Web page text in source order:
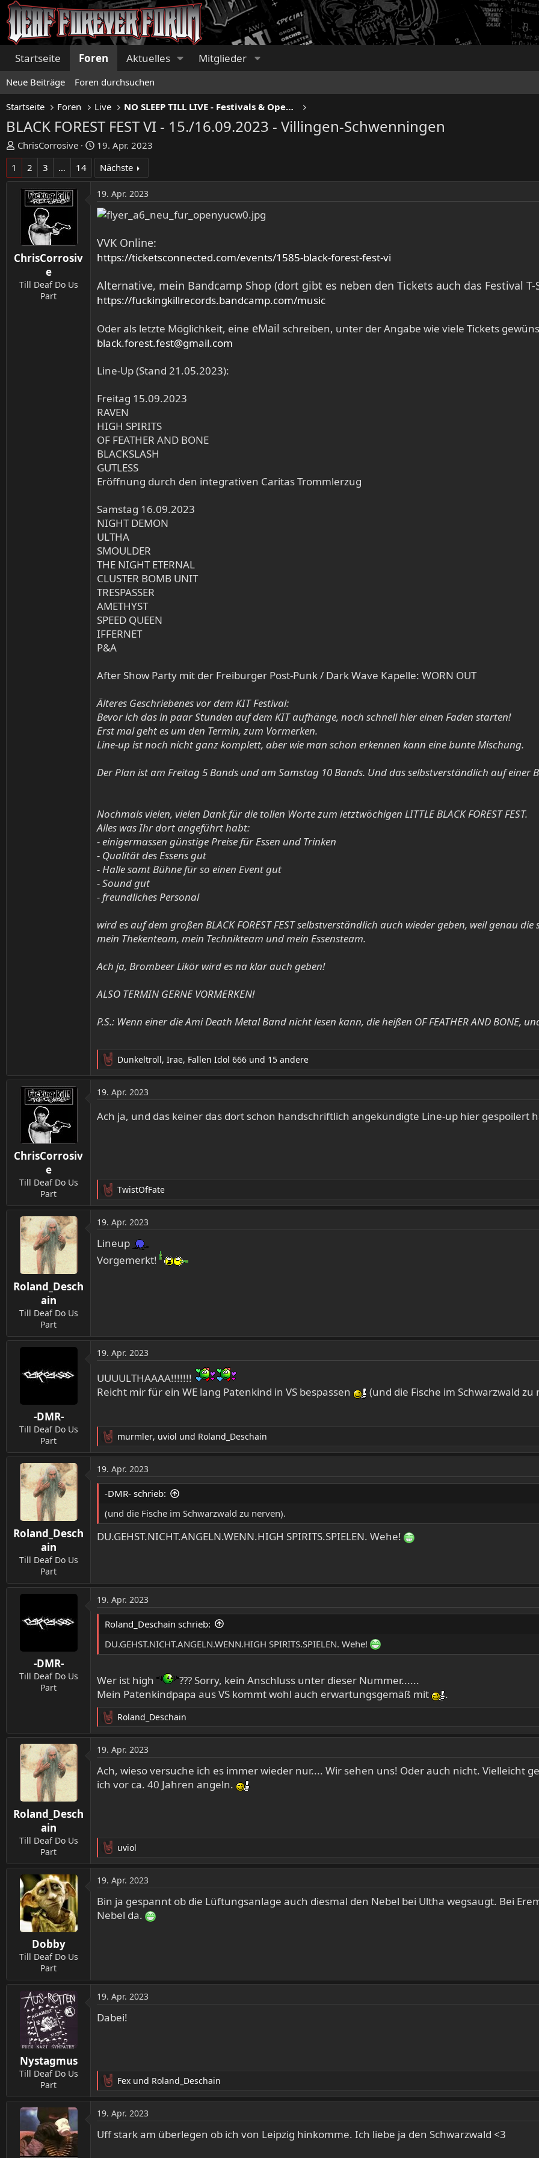
Startseite Foren Aktuelles Mitglieder
Neue Beiträge Foren durchsuchen
Startseite Foren Live NO SLEEP TILL LIVE - Festivals & Open Airs
BLACK FOREST FEST VI - 15./16.09.2023 - Villingen-Schwenningen
E
r
t
r
ChrisCorrosive
E
r
t
e
l
l
a
m
19. Apr. 2023
1
2 3 … 14 Nächste
ChrisCorrosiv
e
Till Deaf Do Us
Part
19. Apr. 2023
VVK Online:
https://ticketsconnected.com/events/1585-black-forest-fest-vi
Alternative, mein Bandcamp Shop (dort gibt es neben den Tickets auch das Festival
https://fuckingkillrecords.bandcamp.com/music
Oder als letzte Möglichkeit, eine eMail schreiben, unter der Angabe wie viele Tickets
black.forest.fest@gmail.com
Line-Up (Stand 21.05.2023):
Freitag 15.09.2023
RAVEN
HIGH SPIRITS
OF FEATHER AND BONE
BLACKSLASH
GUTLESS
Eröffnung durch den integrativen Caritas Trommlerzug
Samstag 16.09.2023
NIGHT DEMON
ULTHA
SMOULDER
THE NIGHT ETERNAL
CLUSTER BOMB UNIT
TRESPASSER
AMETHYST
SPEED QUEEN
IFFERNET
P&A
After Show Party mit der Freiburger Post-Punk / Dark Wave Kapelle: WORN OUT
Älteres Geschriebenes vor dem KIT Festival:
Bevor ich das in paar Stunden auf dem KIT aufhänge, noch schnell hier einen Faden starten!
Erst mal geht es um den Termin, zum Vormerken.
Line-up ist noch nicht ganz komplett, aber wie man schon erkennen kann eine bunte Mischung.
Der Plan ist am Freitag 5 Bands und am Samstag 10 Bands. Und das selbstverständlich auf einer
Nochmals vielen, vielen Dank für die tollen Worte zum letztwöchigen LITTLE BLACK FOREST FEST.
Alles was Ihr dort angeführt habt:
- einigermassen günstige Preise für Essen und Trinken
- Qualität des Essens gut
- Halle samt Bühne für so einen Event gut
- Sound gut
- freundliches Personal
wird es auf dem großen BLACK FOREST FEST selbstverständlich auch wieder geben, weil genau
mein Thekenteam, mein Technikteam und mein Essensteam.
Ach ja, Brombeer Likör wird es na klar auch geben!
ALSO TERMIN GERNE VORMERKEN!
P.S.: Wenn einer die Ami Death Metal Band nicht lesen kann, die heißen OF FEATHER AND BONE,
R
e
a
k
i
Dunkeltroll, Irae, Fallen Idol 666 und 15 andere
ChrisCorrosiv
e
Till Deaf Do Us
Part
19. Apr. 2023
Ach ja, und das keiner das dort schon handschriftlich angekündigte Line-up hier gespoilert
R
e
a
k
t
o
TwistOfFate
Roland_Desch
ain
Till Deaf Do Us
Part
19. Apr. 2023
Lineup
Vorgemerkt!
-DMR-
Till Deaf Do Us
Part
19. Apr. 2023
UUUULTHAAAA!!!!!!!
Reicht mir für ein WE lang Patenkind in VS bespassen
(und die Fische im Schwarzwald zu
R
e
a
k
t
o
n
e
n
murmler, uviol und Roland_Deschain
Roland_Desch
ain
Till Deaf Do Us
Part
19. Apr. 2023
-DMR- schrieb:
(und die Fische im Schwarzwald zu nerven).
DU.GEHST.NICHT.ANGELN.WENN.HIGH SPIRITS.SPIELEN. Wehe!
-DMR-
Till Deaf Do Us
Part
19. Apr. 2023
Roland_Deschain schrieb:
DU.GEHST.NICHT.ANGELN.WENN.HIGH SPIRITS.SPIELEN. Wehe!
Wer ist high
??? Sorry, kein Anschluss unter dieser Nummer......
Mein Patenkindpapa aus VS kommt wohl auch erwartungsgemäß mit
.
R
e
a
k
t
o
Roland_Deschain
Roland_Desch
ain
Till Deaf Do Us
Part
19. Apr. 2023
Ach, wieso versuche ich es immer wieder nur.... Wir sehen uns! Oder auch nicht. Vielleicht
ich vor ca. 40 Jahren angeln.
R
e
a
k
t
i
o
uviol
Dobby
Till Deaf Do Us
Part
19. Apr. 2023
Bin ja gespannt ob die Lüftungsanlage auch diesmal den Nebel bei Ultha wegsaugt. Bei
Nebel da.
Nystagmus
Till Deaf Do Us
Part
19. Apr. 2023
Dabei!
R
e
a
k
t
Fex und Roland_Deschain
19. Apr. 2023
Uff stark am überlegen ob ich von Leipzig hinkomme. Ich liebe ja den Schwarzwald <3